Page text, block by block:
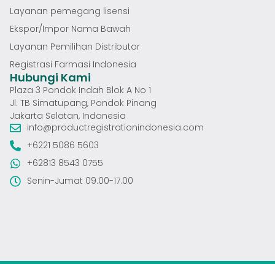
Layanan pemegang lisensi
Ekspor/Impor Nama Bawah
Layanan Pemilihan Distributor
Registrasi Farmasi Indonesia
Hubungi Kami
Plaza 3 Pondok Indah Blok A No 1
Jl. TB Simatupang, Pondok Pinang
Jakarta Selatan, Indonesia
info@productregistrationindonesia.com
+6221 5086 5603
+62813 8543 0755
Senin-Jumat 09.00-17.00